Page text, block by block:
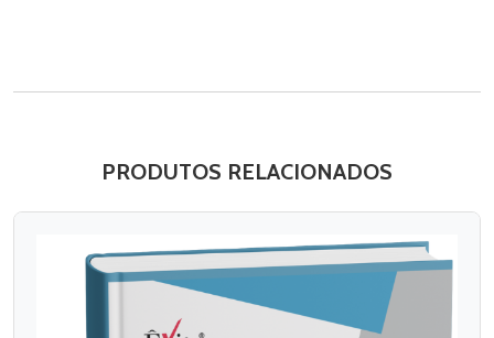
PRODUTOS RELACIONADOS